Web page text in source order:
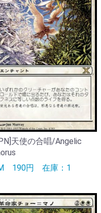
天使の合唱/Angelic
190円 在庫：1